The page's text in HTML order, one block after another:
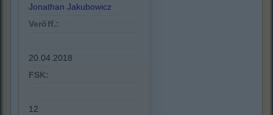
Jonathan Jakubowicz
Veröff.:
20.04.2018
FSK:
12